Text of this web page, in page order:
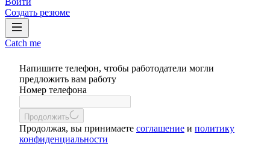
Создать резюме
Catch me
Напишите телефон, чтобы работодатели могли
предложить вам работу
Номер телефона
Продолжить
Продолжая, вы принимаете соглашение и политику
конфиденциальности